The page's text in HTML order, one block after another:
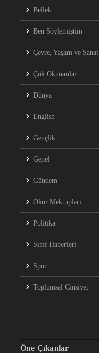
Bellek
Ben Söylemiştim
Çevre, Yaşam ve Sanat
Çok Okunanlar
Dünya
English
Gençlik
Genel
Gündem
Okur Mektupları
Politika
Sınıf Haberleri
Spor
Toplumsal Cinsiyet
Öne Çıkanlar